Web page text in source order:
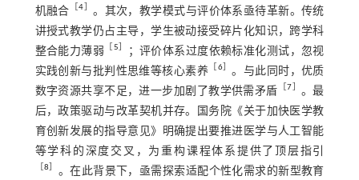
机融合 ［4］ 。其次，教学模式与评价体系亟待革新。传统
讲授式教学仍占主导，学生被动接受碎片化知识，跨学科
整合能力薄弱
［5］
；评价体系过度依赖标准化测试，忽视
实践创新与批判性思维等核心素养 ［6］ 。与此同时，优质
数字资源共享不足，进一步加剧了教学供需矛盾 ［7］ 。最
后，政策驱动与改革契机并存。国务院《关于加快医学教
育创新发展的指导意见》明确提出要推进医学与人工智能
等学科的深度交叉，为重构课程体系提供了顶层指引
［8］ 。在此背景下，亟需探索适配个性化需求的新型教育